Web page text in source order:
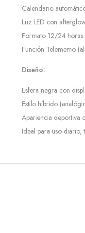
Calendario
Luz LED con
Formato 12/24 horas
Función Telememo
Diseño:
Esfera negra con
Estilo híbrido
Apariencia deportiva
Ideal para uso diario,